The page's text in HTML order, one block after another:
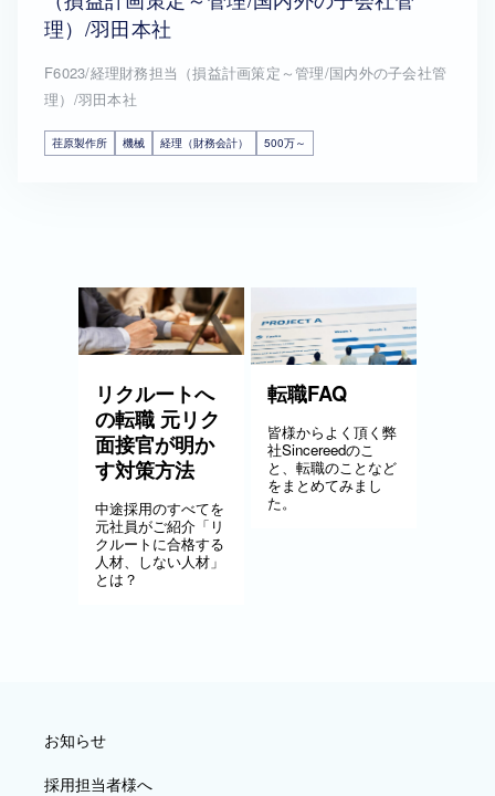
理）/羽田本社
F6023/経理財務担当（損益計画策定～管理/国内外の子会社管
理）/羽田本社
荏原製作所 機械 経理（財務会計） 500万～
リクルートへ
の転職 元リク
面接官が明か
す対策方法
中途採用のすべてを
元社員がご紹介「リ
クルートに合格する
人材、しない人材」
とは？
転職FAQ
皆様からよく頂く弊
社Sincereedのこ
と、転職のことなど
をまとめてみまし
た。
お知らせ
採用担当者様へ